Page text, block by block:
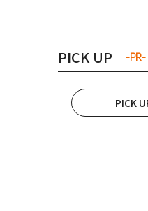
PICK UP -PR-
PICK